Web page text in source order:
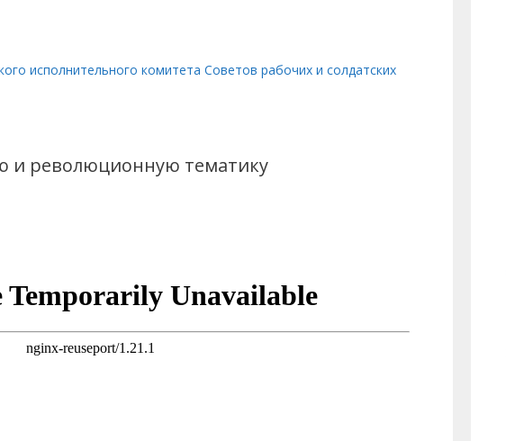
исполнительного комитета Советов рабочих и солдатских
и революционную тематику